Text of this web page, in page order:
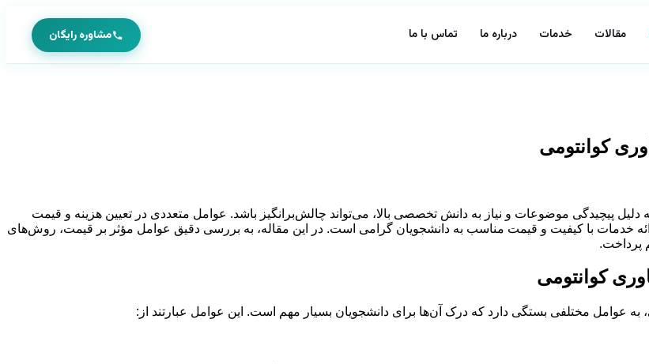
مقالات خدمات درباره ما تماس با ما مشاوره رایگان
کوانتومی
پیچیدگی موضوعات و نیاز به دانش تخصصی بالا، می‌تواند چالش‌برانگیز باشد. عوامل متعددی در تعیین هزینه و قیمت
ارائه خدمات با کیفیت و قیمت مناسب به دانشجویان گرامی است. در این مقاله، به بررسی دقیق عوامل مؤثر بر قیمت، روش‌های
پرداخت.
کوانتومی
به عوامل مختلفی بستگی دارد که درک آن‌ها برای دانشجویان بسیار مهم است. این عوامل عبارتند از: